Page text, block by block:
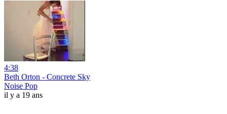
4:38
Beth Orton - Concrete Sky
Noise Pop
il y a 19 ans